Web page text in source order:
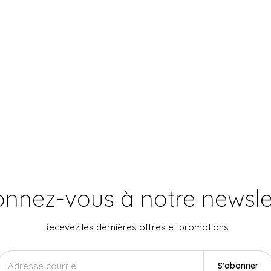
vous à notre
Recevez les dernières offres et promotions
S'abonner